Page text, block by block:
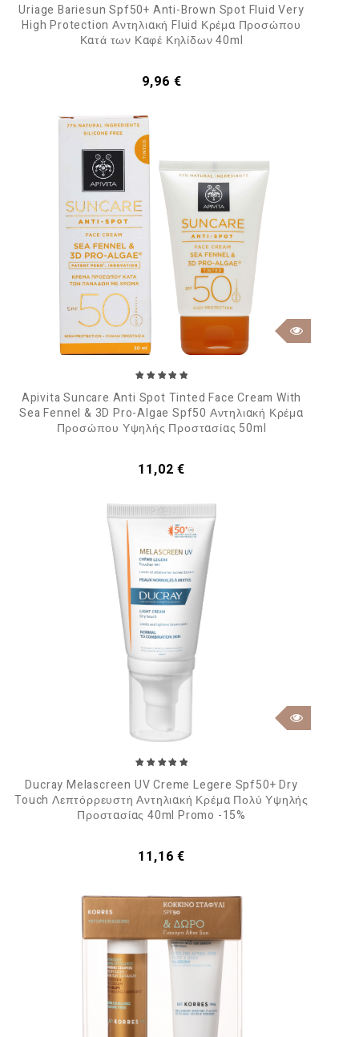
Uriage Bariesun Spf50+ Anti-Brown Spot Fluid Very
High Protection Αντηλιακή Fluid Κρέμα Προσώπου
Κατά των Καφέ Κηλίδων 40ml
Τιμή
9,96 €
Apivita Suncare Anti Spot Tinted Face Cream With
Sea Fennel & 3D Pro-Algae Spf50 Αντηλιακή Κρέμα
Προσώπου Υψηλής Προστασίας 50ml
Τιμή
11,02 €
Ducray Melascreen UV Creme Legere Spf50+ Dry
Touch Λεπτόρρευστη Αντηλιακή Κρέμα Πολύ Υψηλής
Προστασίας 40ml Promo -15%
Τιμή
11,16 €